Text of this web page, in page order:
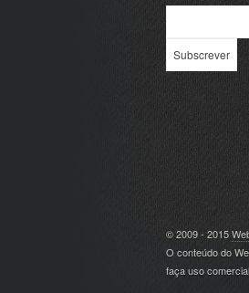
© 2009 - 2015
O conteúdo do
faça uso